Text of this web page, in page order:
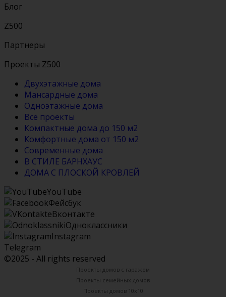
Блог
Z500
Партнеры
Проекты Z500
Двухэтажные дома
Мансардные дома
Одноэтажные дома
Все проекты
Компактные дома до 150 м2
Комфортные дома от 150 м2
Современные дома
В СТИЛЕ БАРНХАУС
ДОМА С ПЛОСКОЙ КРОВЛЕЙ
YouTube
Фейсбук
Вконтакте
Одноклассники
Instagram
Telegram
©2025 - All rights reserved
Проекты домов с гаражом
Проекты семейных домов
Проекты домов 10х10